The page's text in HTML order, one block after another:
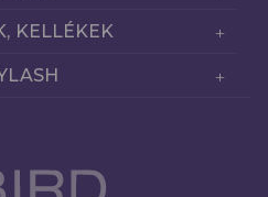
KELLÉKEK